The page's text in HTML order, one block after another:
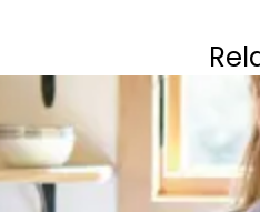
"MET ZOVEEL